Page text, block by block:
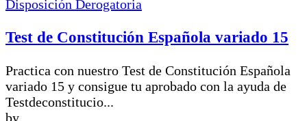
Disposición Derogatoria
Test de Constitución Española variado 15
Practica con nuestro Test de Constitución Española
variado 15 y consigue tu aprobado con la ayuda de
Testdeconstitucio...
by